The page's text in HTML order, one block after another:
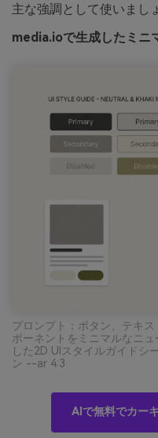
主な強調として使いまし
media.ioで生成したミニ
プロンプト：ボタン、テキ
ポーネントをミニマルなニ
した2D UIスタイルガイドシ
ン --ar 4:3
AIで無料でカー